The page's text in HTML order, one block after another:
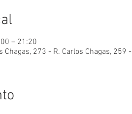
– 21:20
Chagas, 273 - R. Carlos Chagas,